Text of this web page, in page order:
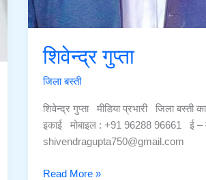
शिवेन्द्र गुप्ता
जिला बस्ती
शिवेन्द्र गुप्ता मीडिया प्रभारी जिला बस्ती
इकाई मोबाइल : +91 96288 96661 ई –
shivendragupta750@gmail.com
शिवेन्द्र
Read More »